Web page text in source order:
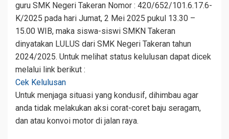
guru SMK Negeri Takeran Nomor : 420/652/101.6.17.6-
K/2025 pada hari Jumat, 2 Mei 2025 pukul 13.30 –
15.00 WIB, maka siswa-siswi SMKN Takeran
dinyatakan LULUS dari SMK Negeri Takeran tahun
2024/2025. Untuk melihat status kelulusan dapat dicek
melalui link berikut :
Cek Kelulusan
Untuk menjaga situasi yang kondusif, dihimbau agar
anda tidak melakukan aksi corat-coret baju seragam,
dan atau konvoi motor di jalan raya.